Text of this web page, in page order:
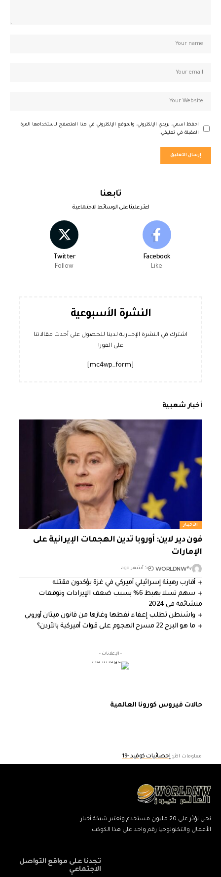
احفظ اسمي، بريدي الإلكتروني، والموقع الإلكتروني في هذا المتصفح لاستخدامها المرة
المقبلة في تعليقي.
تابعنا
اعثر علينا على الوسائط الاجتماعية
Facebook
Like
Twitter
Follow
النشرة الأسبوعية
اشترك في النشرة الإخبارية لدينا للحصول على أحدث مقالاتنا
على الفور!
أخبار شعبية
الأخبار
فون دير لاين: أوروبا تدين الهجمات الإيرانية على
الإمارات
By
WORLDNW 5 أشهر ago
أقارب رهينة إسرائيلي أميركي في غزة يؤكدون مقتله
سهم تسلا يهبط 6% بسبب ضعف الإيرادات وتوقعات
متشائمة في 2024
واشنطن تطلب إعفاء نفطها وغازها من قانون ميثان أوروبي
ما هو البرج 22 مسرح الهجوم على قوات أميركية بالأردن؟
- الإعلانات -
حالات فيروس كورونا العالمية
معلومات اكثر: إحصائيات كوفيد -19
نحن نؤثر على 20 مليون مستخدم ونعتبر شبكة أخبار
الأعمال والتكنولوجيا رقم واحد على هذا الكوكب.
تجدنا على مواقع التواصل
الاجتماعي